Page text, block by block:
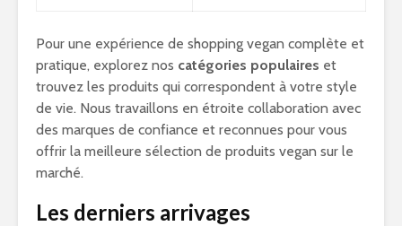
Pour une expérience de shopping vegan complète et
pratique, explorez nos catégories populaires et
trouvez les produits qui correspondent à votre style
de vie. Nous travaillons en étroite collaboration avec
des marques de confiance et reconnues pour vous
offrir la meilleure sélection de produits vegan sur le
marché.
Les derniers arrivages